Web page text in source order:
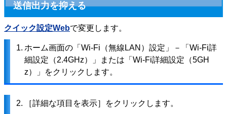
送信出力を抑える
クイック設定Webで変更します。
1. ホーム画面の「Wi-Fi（無線LAN）設定」－「Wi-Fi詳
細設定（2.4GHz）」または「Wi-Fi詳細設定（5GH
z）」をクリックします。
2. ［詳細な項目を表示］をクリックします。